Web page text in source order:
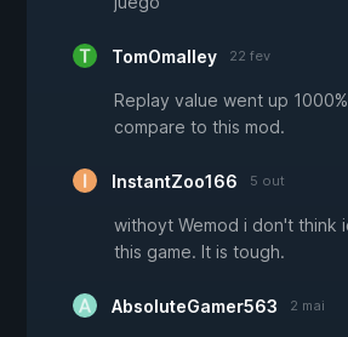
TomOmalley 22 fev
Replay value went up
compare to this mod.
InstantZoo166 5 out
withoyt Wemod i don't think
this game. It is tough.
AbsoluteGamer563 2 mai